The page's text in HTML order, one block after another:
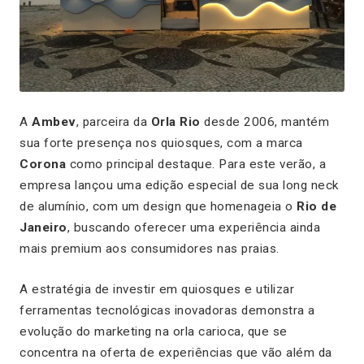
A Ambev, parceira da Orla Rio desde 2006, mantém
sua forte presença nos quiosques, com a marca
Corona como principal destaque. Para este verão, a
empresa lançou uma edição especial de sua long neck
de alumínio, com um design que homenageia o Rio de
Janeiro, buscando oferecer uma experiência ainda
mais premium aos consumidores nas praias.
A estratégia de investir em quiosques e utilizar
ferramentas tecnológicas inovadoras demonstra a
evolução do marketing na orla carioca, que se
concentra na oferta de experiências que vão além da